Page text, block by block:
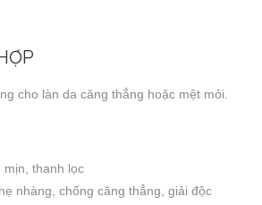
cho làn da căng thẳng hoặc mệt mỏi.
thanh lọc
nhàng, chống căng thẳng, giải độc